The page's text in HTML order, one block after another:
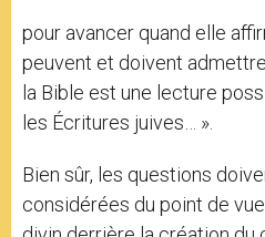
pour avancer quand elle
peuvent et doivent
la Bible est une lecture
les Écritures juives… ».
Bien sûr, les questions
considérées du point de